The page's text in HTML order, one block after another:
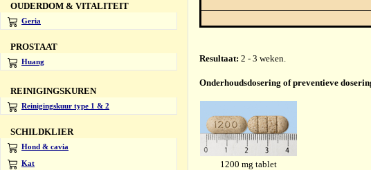
OUDERDOM & VITALITEIT
Geria
PROSTAAT
Huang
REINIGINGSKUREN
Reinigingskuur type 1 & 2
SCHILDKLIER
Hond & cavia
Kat
Resultaat: 2 - 3 weken.
Onderhoudsdosering of preventieve
1200 mg tablet